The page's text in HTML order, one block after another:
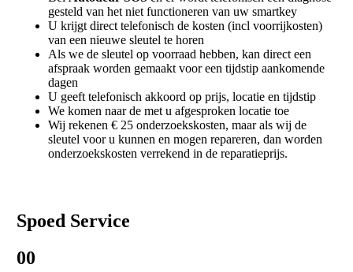
gesteld van het niet functioneren van uw smartkey
U krijgt direct telefonisch de kosten (incl voorrijkosten)
van een nieuwe sleutel te horen
Als we de sleutel op voorraad hebben, kan direct een
afspraak worden gemaakt voor een tijdstip aankomende
dagen
U geeft telefonisch akkoord op prijs, locatie en tijdstip
We komen naar de met u afgesproken locatie toe
Wij rekenen € 25 onderzoekskosten, maar als wij de
sleutel voor u kunnen en mogen repareren, dan worden
onderzoekskosten verrekend in de reparatieprijs.
Spoed Service
00